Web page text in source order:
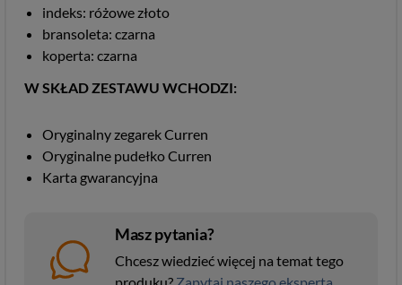
indeks: różowe złoto
bransoleta: czarna
koperta: czarna
W SKŁAD ZESTAWU WCHODZI:
Oryginalny zegarek Curren
Oryginalne pudełko Curren
Karta gwarancyjna
Masz pytania?
Chcesz wiedzieć więcej na temat tego